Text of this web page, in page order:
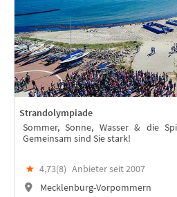
Strandolympiade
Sommer, Sonne, Wasser & die
Gemeinsam sind Sie stark!
★ 4,73(8) Anbieter seit 2007
Mecklenburg-Vorpommern